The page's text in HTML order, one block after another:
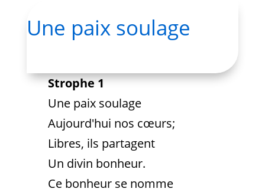
Une paix soulage
Strophe 1
Une paix soulage
Aujourd'hui nos cœurs;
Libres, ils partagent
Un divin bonheur.
Ce bonheur se nomme